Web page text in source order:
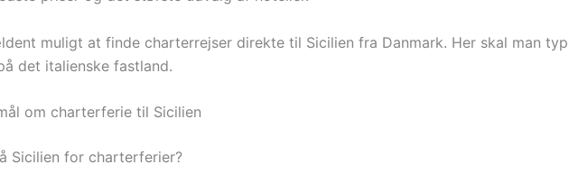
muligt at finde charterrejser direkte til Sicilien fra Danmark. Her skal man
det italienske fastland.
om charterferie til Sicilien
Sicilien for charterferier?